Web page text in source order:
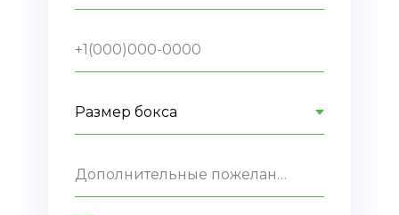
+1(000)000-0000
Дополнительные пожелания